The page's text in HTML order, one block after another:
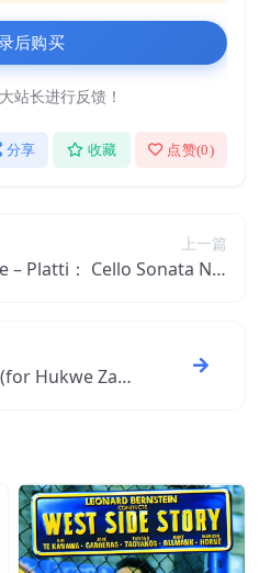
后购买
站长进行反馈！
分享 收藏 点赞(0)
上一篇
– Platti： Cello Sonata No.
Hukwe Zaw